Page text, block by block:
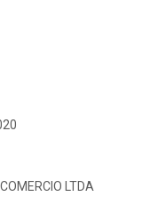
LTDA